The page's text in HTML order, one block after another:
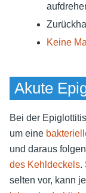
Keine
Akute
Bei der
um eine
und daraus
des Kehldeckels.
selten vor, kann